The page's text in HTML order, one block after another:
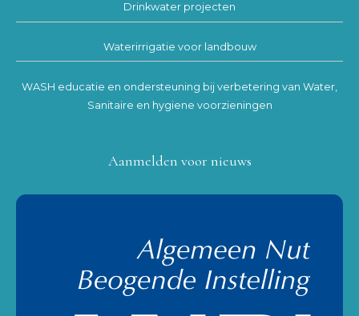
Drinkwater projecten
Waterirrigatie voor landbouw
WASH educatie en ondersteuning bij verbetering van Water,
Sanitaire en hygiene voorzieningen
Aanmelden voor nieuws